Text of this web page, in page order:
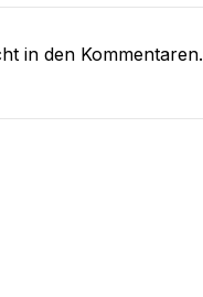
in den Kommentaren.